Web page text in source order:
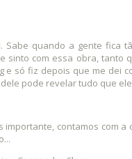
Sabe quando a gente fica
sinto com essa obra, tanto
e só fiz depois que me dei
pode revelar tudo que
importante, contamos com a